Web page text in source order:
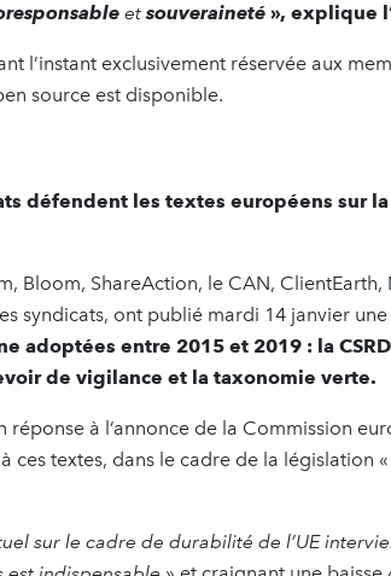
etsouveraineté », explique
l’instant exclusivement réservée aux
source est disponible.
défendent les textes européens sur la
Bloom, ShareAction, le CAN, ClientEarth,
syndicats, ont publié mardi 14 janvier
adoptées entre 2015 et 2019 : la
de vigilance et la taxonomie verte.
à l’annonce de la Commission
ces textes, dans le cadre de la législation
sur le cadre de durabilité de l’UE